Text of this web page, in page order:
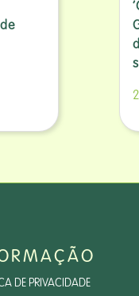
DE PRIVACIDADE